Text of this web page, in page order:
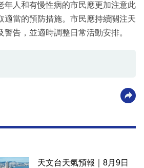
年人和有慢性病的市民應更加注意此
適當的預防措施。市民應持續關注天
告，並適時調整日常活動安排。
天文台天氣預報｜8月9日